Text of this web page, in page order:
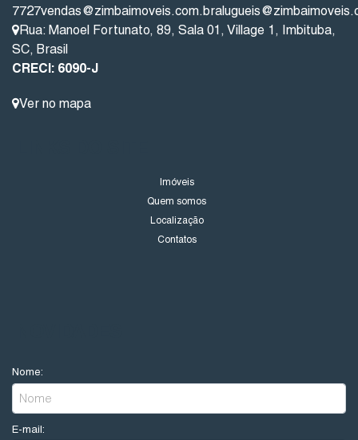
7727vendas@zimbaimoveis.com.br
Rua: Manoel Fortunato, 89, Sala 01, Village 1, Imbituba,
SC, Brasil
CRECI: 6090-J
Ver no mapa
Imóveis
Quem somos
Localização
Contatos
Nome:
E-mail: